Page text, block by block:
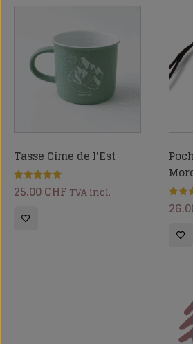
Tasse Cime de l'Est
Note
5.00
25.00CHF TVA incl.
Note
5.00